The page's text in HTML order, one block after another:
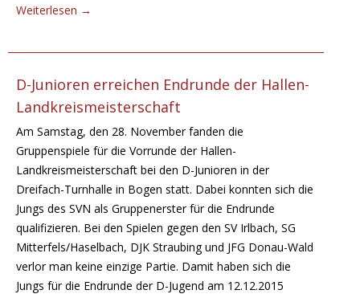
Weiterlesen →
D-Junioren erreichen Endrunde der Hallen-
Landkreismeisterschaft
Am Samstag, den 28. November fanden die
Gruppenspiele für die Vorrunde der Hallen-
Landkreismeisterschaft bei den D-Junioren in der
Dreifach-Turnhalle in Bogen statt. Dabei konnten sich die
Jungs des SVN als Gruppenerster für die Endrunde
qualifizieren. Bei den Spielen gegen den SV Irlbach, SG
Mitterfels/Haselbach, DJK Straubing und JFG Donau-Wald
verlor man keine einzige Partie. Damit haben sich die
Jungs für die Endrunde der D-Jugend am 12.12.2015